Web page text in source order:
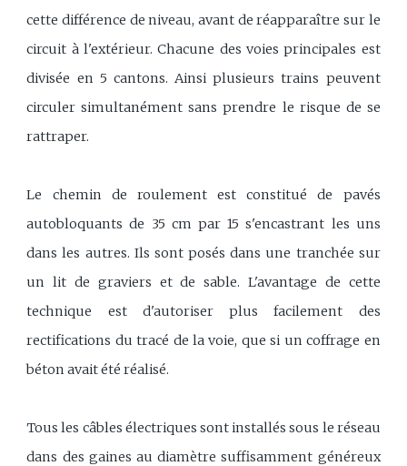
cette différence de niveau, avant de réapparaître sur le
circuit à l'extérieur. Chacune des voies principales est
divisée en 5 cantons. Ainsi plusieurs trains peuvent
circuler simultanément sans prendre le risque de se
rattraper.
Le chemin de roulement est constitué de pavés
autobloquants de 35 cm par 15 s'encastrant les uns
dans les autres. Ils sont posés dans une tranchée sur
un lit de graviers et de sable. L'avantage de cette
technique est d'autoriser plus facilement des
rectifications du tracé de la voie, que si un coffrage en
béton avait été réalisé.
Tous les câbles électriques sont installés sous le réseau
dans des gaines au diamètre suffisamment généreux